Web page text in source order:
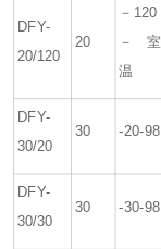
DFY-
20/120
20
－120
－室
温
DFY-
30/20
30 -20-98
DFY-
30/30
30 -30-98